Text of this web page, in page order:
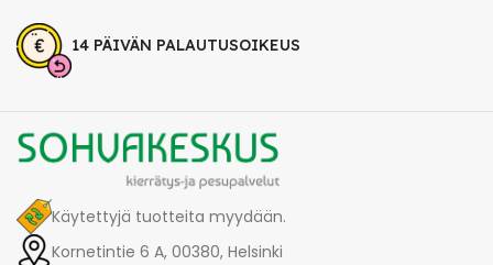
14 PÄIVÄN PALAUTUSOIKEUS
Käytettyjä tuotteita myydään.
Kornetintie 6 A, 00380, Helsinki